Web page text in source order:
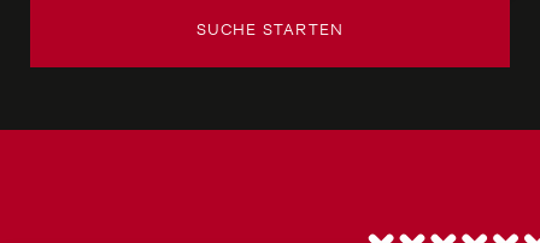
SUCHE STARTEN